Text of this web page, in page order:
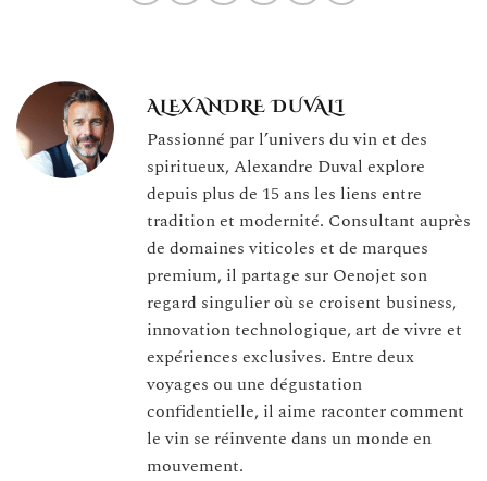
ALEXANDRE DUVALI
Passionné par l’univers du vin et des
spiritueux, Alexandre Duval explore
depuis plus de 15 ans les liens entre
tradition et modernité. Consultant auprès
de domaines viticoles et de marques
premium, il partage sur Oenojet son
regard singulier où se croisent business,
innovation technologique, art de vivre et
expériences exclusives. Entre deux
voyages ou une dégustation
confidentielle, il aime raconter comment
le vin se réinvente dans un monde en
mouvement.